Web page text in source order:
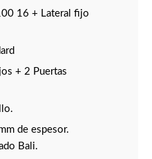
16 + Lateral fijo
+ 2 Puertas
de espesor.
Bali.